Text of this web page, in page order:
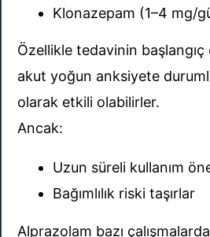
Klonazepam (1–4 mg/
Özellikle tedavinin
akut yoğun anksiyete
olarak etkili olabilirler.
Ancak:
Uzun süreli kullanım
Bağımlılık riski taşırlar
Alprazolam bazı